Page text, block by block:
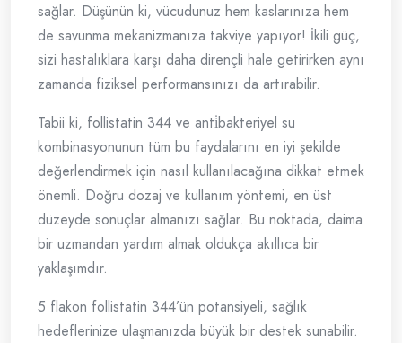
sağlar. Düşünün ki, vücudunuz hem kaslarınıza hem
de savunma mekanizmanıza takviye yapıyor! İkili güç,
sizi hastalıklara karşı daha dirençli hale getirirken aynı
zamanda fiziksel performansınızı da artırabilir.
Tabii ki, follistatin 344 ve anti̇bakteriyel su
kombinasyonunun tüm bu faydalarını en iyi şekilde
değerlendirmek için nasıl kullanılacağına dikkat etmek
önemli. Doğru dozaj ve kullanım yöntemi, en üst
düzeyde sonuçlar almanızı sağlar. Bu noktada, daima
bir uzmandan yardım almak oldukça akıllıca bir
yaklaşımdır.
5 flakon follistatin 344’ün potansiyeli, sağlık
hedeflerinize ulaşmanızda büyük bir destek sunabilir.